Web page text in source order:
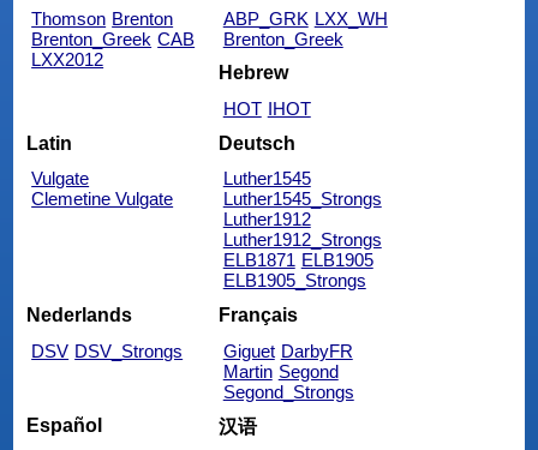
Thomson Brenton
Brenton_Greek CAB
LXX2012
ABP_GRK LXX_WH
Brenton_Greek
Hebrew
HOT IHOT
Latin
Vulgate
Clemetine Vulgate
Deutsch
Luther1545
Luther1545_Strongs
Luther1912
Luther1912_Strongs
ELB1871 ELB1905
ELB1905_Strongs
Nederlands
DSV DSV_Strongs
Français
Giguet DarbyFR
Martin Segond
Segond_Strongs
Español
汉语